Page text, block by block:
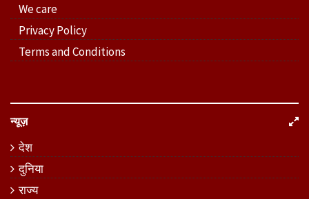
We care
Privacy Policy
Terms and Conditions
न्यूज़
देश
दुनिया
राज्य